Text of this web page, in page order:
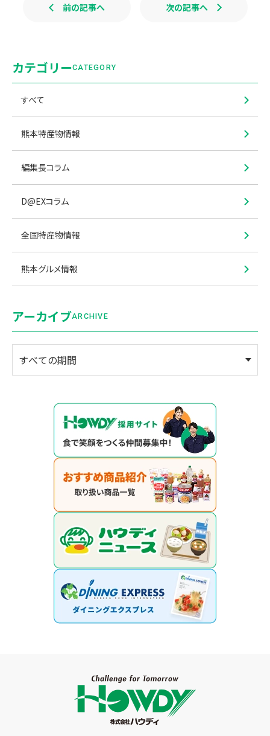
前の記事へ 次の記事へ
カテゴリーCATEGORY
すべて
熊本特産物情報
編集長コラム
D@EXコラム
全国特産物情報
熊本グルメ情報
アーカイブARCHIVE